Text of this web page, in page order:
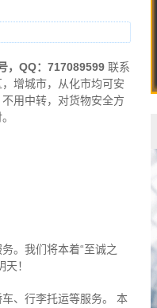
，QQ：717089599 联系
增城市，从化市均可安
用中转，对货物安全方
。我们将本着“至诚之
！
、行李托运等服务。 本